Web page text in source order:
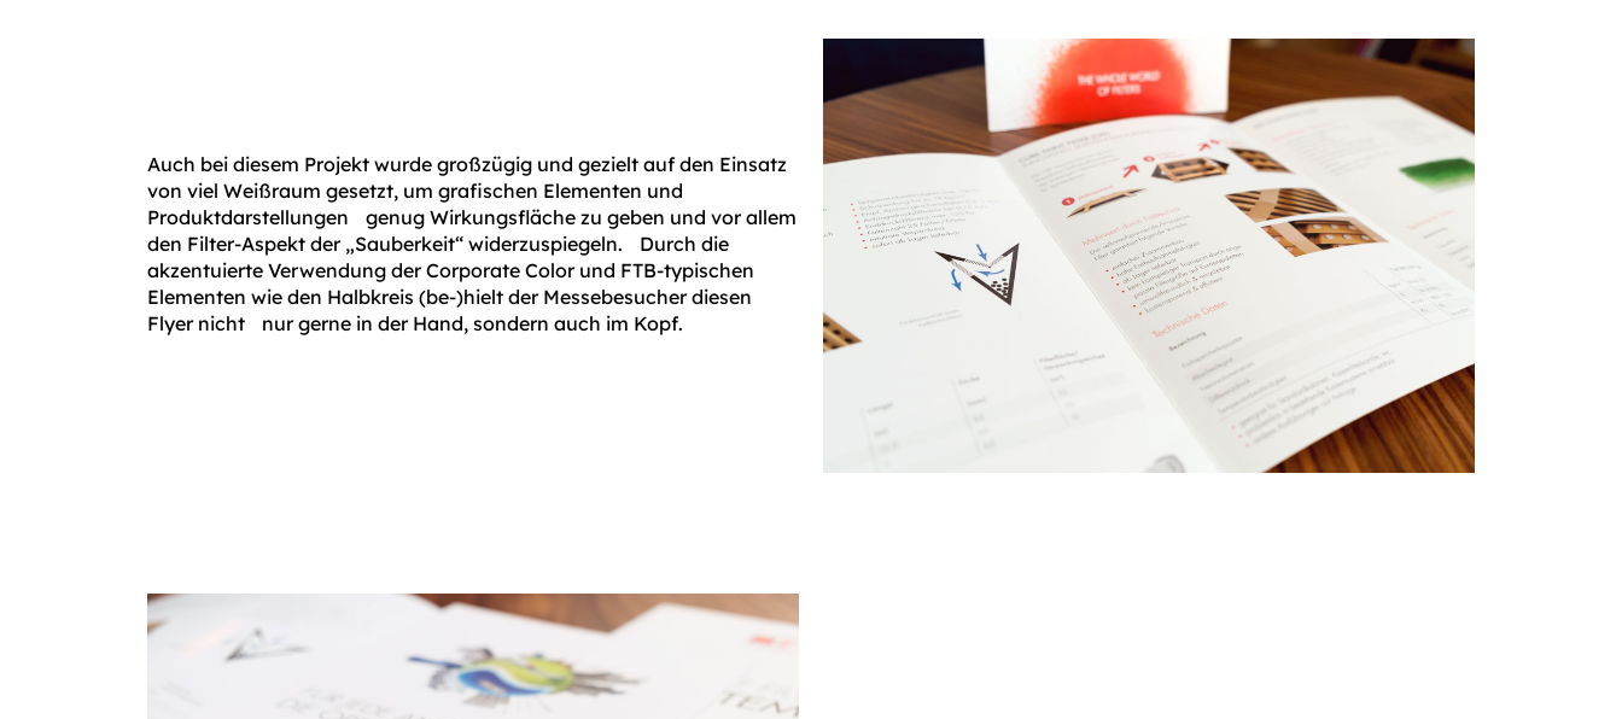
Auch bei diesem Projekt wurde großzügig und gezielt auf den Einsatz
von viel Weißraum gesetzt, um grafischen Elementen und
Produktdarstellungen genug Wirkungsfläche zu geben und vor allem
den Filter-Aspekt der „Sauberkeit“ widerzuspiegeln. Durch die
akzentuierte Verwendung der Corporate Color und FTB-typischen
Elementen wie den Halbkreis (be-)hielt der Messebesucher diesen
Flyer nicht nur gerne in der Hand, sondern auch im Kopf.